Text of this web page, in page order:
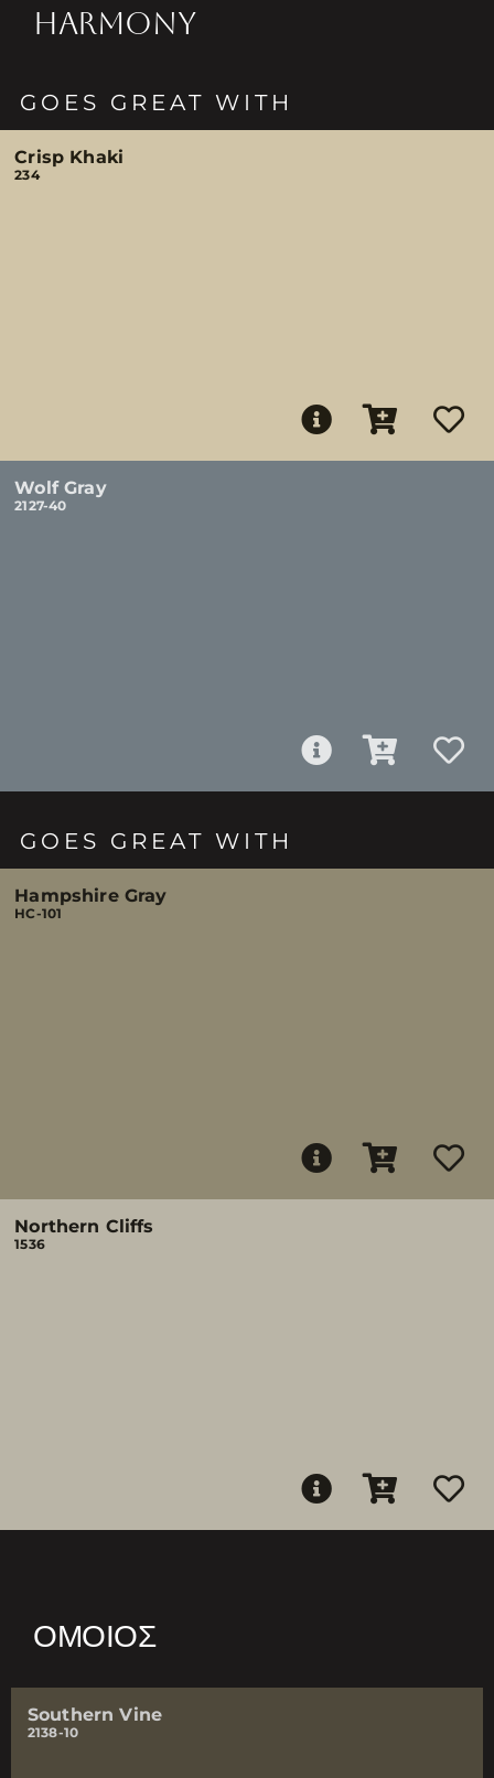
HARMONY
GOES GREAT WITH
Crisp Khaki
234
Wolf Gray
2127-40
GOES GREAT WITH
Hampshire Gray
HC-101
Northern Cliffs
1536
ΌΜΟΙΟΣ
Southern Vine
2138-10